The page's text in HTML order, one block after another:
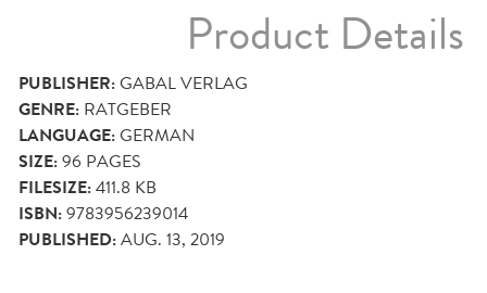
Product Details
PUBLISHER:GABAL VERLAG
GENRE: RATGEBER
LANGUAGE:GERMAN
SIZE:96 PAGES
FILESIZE:411.8 KB
ISBN:9783956239014
PUBLISHED:AUG. 13, 2019